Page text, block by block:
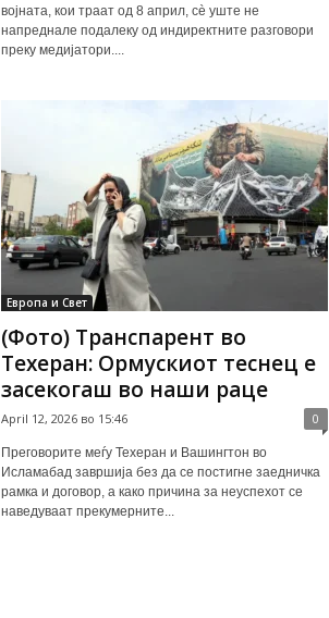
војната, кои траат од 8 април, сè уште не
напреднале подалеку од индиректните разговори
преку медијатори....
Европа и Свет
(Фото) Транспарент во
Техеран: Ормускиот теснец е
засекогаш во наши раце
April 12, 2026 во 15:46 0
Преговорите меѓу Техеран и Вашингтон во
Исламабад завршија без да се постигне заедничка
рамка и договор, а како причина за неуспехот се
наведуваат прекумерните...